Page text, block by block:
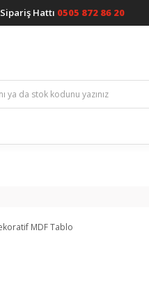
Sipariş Hattı 0505 872 86 20